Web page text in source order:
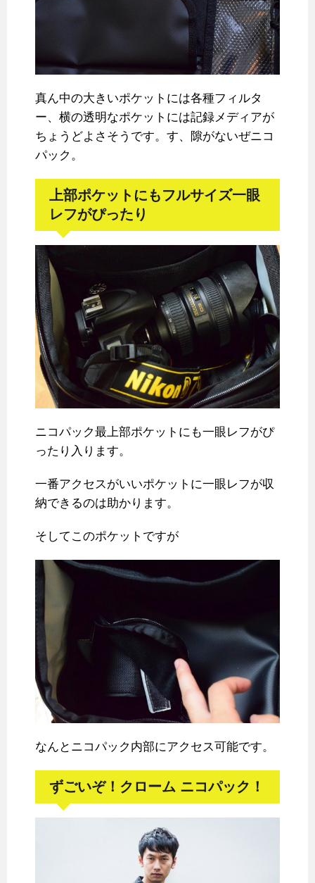
真ん中の大きいポケットには各種フィルタ
ー、横の透明なポケットには記録メディアが
ちょうどよさそうです。す、隙がないぜニコ
パック。
上部ポケットにもフルサイズ一眼
レフがぴったり
ニコパック最上部ポケットにも一眼レフがぴ
ったり入ります。
一番アクセスがいいポケットに一眼レフが収
納できるのは助かります。
そしてこのポケットですが
なんとニコパック内部にアクセス可能です。
ずごいぞ！クローム ニコパック！